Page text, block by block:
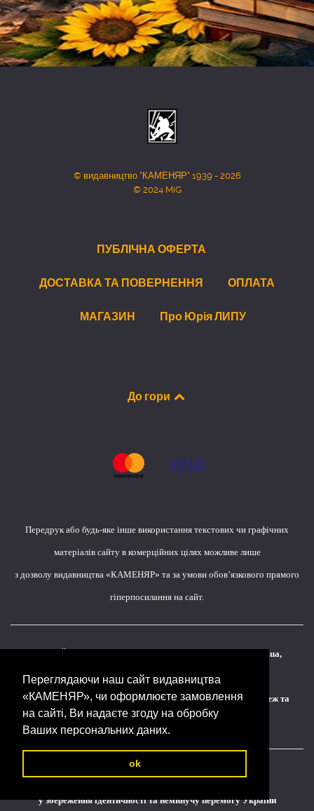
Переглядаючи наш сайт видавництва
«КАМЕНЯР», чи оформлюєте замовлення
на сайті, Ви надаєте згоду на обробку
Ваших персональних даних.
ok
© видавництво "КАМЕНЯР" 1939 - 2026
© 2024 MiG
ПУБЛІЧНА ОФЕРТА
ДОСТАВКА ТА ПОВЕРНЕННЯ ОПЛАТА
МАГАЗИН Про Юрія ЛИПУ
До гори
Передрук або будь-яке інше використання текстових чи графічних
матеріалів сайту в комерційних цілях можливе лише
з дозволу видавництва «КАМЕНЯР» та за умови обов’язкового прямого
гіперпосилання на сайт.
vyd@kamenyar.com.ua,
Контактний телефон +38-050-315-08-45
на запити, чи на замовлення через сторінки соціальних мереж та
месенджерів ми не відповідаємо!!!
Кожне наше видання - це внесок у спротив,
у збереження ідентичності та неминучу перемогу України